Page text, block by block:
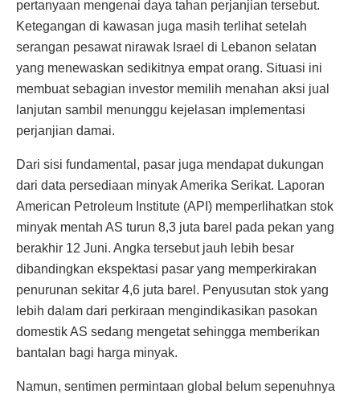
pertanyaan mengenai daya tahan perjanjian tersebut.
Ketegangan di kawasan juga masih terlihat setelah
serangan pesawat nirawak Israel di Lebanon selatan
yang menewaskan sedikitnya empat orang. Situasi ini
membuat sebagian investor memilih menahan aksi jual
lanjutan sambil menunggu kejelasan implementasi
perjanjian damai.
Dari sisi fundamental, pasar juga mendapat dukungan
dari data persediaan minyak Amerika Serikat. Laporan
American Petroleum Institute (API) memperlihatkan stok
minyak mentah AS turun 8,3 juta barel pada pekan yang
berakhir 12 Juni. Angka tersebut jauh lebih besar
dibandingkan ekspektasi pasar yang memperkirakan
penurunan sekitar 4,6 juta barel. Penyusutan stok yang
lebih dalam dari perkiraan mengindikasikan pasokan
domestik AS sedang mengetat sehingga memberikan
bantalan bagi harga minyak.
Namun, sentimen permintaan global belum sepenuhnya